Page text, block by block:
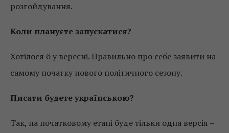
розгойдування.
Коли плануєте запускатися?
Хотілося б у вересні. Правильно про себе заявити на
самому початку нового політичного сезону.
Писати будете українською?
Так, на початковому етапі буде тільки одна версія –